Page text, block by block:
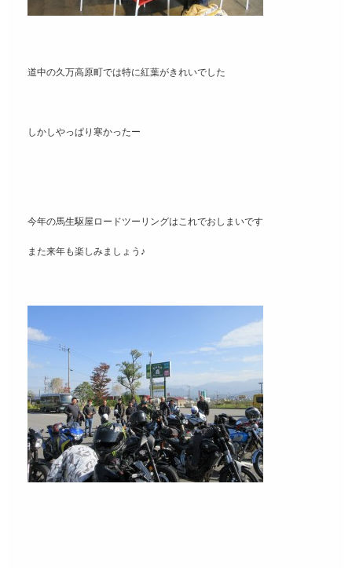
道中の久万高原町では特に紅葉がきれいでした
しかしやっぱり寒かったー
今年の馬生駆屋ロードツーリングはこれでおしまいです
また来年も楽しみましょう♪